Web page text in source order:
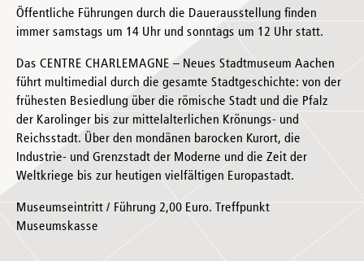
Öffentliche Führungen durch die Dauerausstellung finden
immer samstags um 14 Uhr und sonntags um 12 Uhr statt.
Das CENTRE CHARLEMAGNE – Neues Stadtmuseum Aachen
führt multimedial durch die gesamte Stadtgeschichte: von der
frühesten Besiedlung über die römische Stadt und die Pfalz
der Karolinger bis zur mittelalterlichen Krönungs- und
Reichsstadt. Über den mondänen barocken Kurort, die
Industrie- und Grenzstadt der Moderne und die Zeit der
Weltkriege bis zur heutigen vielfältigen Europastadt.
Museumseintritt / Führung 2,00 Euro. Treffpunkt
Museumskasse